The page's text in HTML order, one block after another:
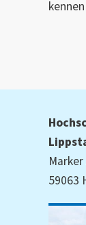
59063